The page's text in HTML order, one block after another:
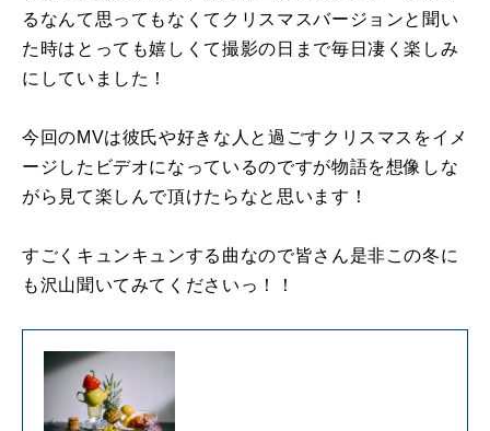
るなんて思ってもなくてクリスマスバージョンと聞い
た時はとっても嬉しくて撮影の日まで毎日凄く楽しみ
にしていました！
今回のMVは彼氏や好きな人と過ごすクリスマスをイメ
ージしたビデオになっているのですが物語を想像しな
がら見て楽しんで頂けたらなと思います！
すごくキュンキュンする曲なので皆さん是非この冬に
も沢山聞いてみてくださいっ！！